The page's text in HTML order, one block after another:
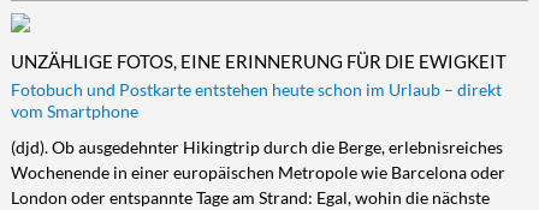
UNZÄHLIGE FOTOS, EINE ERINNERUNG FÜR DIE EWIGKEIT
Fotobuch und Postkarte entstehen heute schon im Urlaub – direkt
vom Smartphone
(djd). Ob ausgedehnter Hikingtrip durch die Berge, erlebnisreiches
Wochenende in einer europäischen Metropole wie Barcelona oder
London oder entspannte Tage am Strand: Egal, wohin die nächste